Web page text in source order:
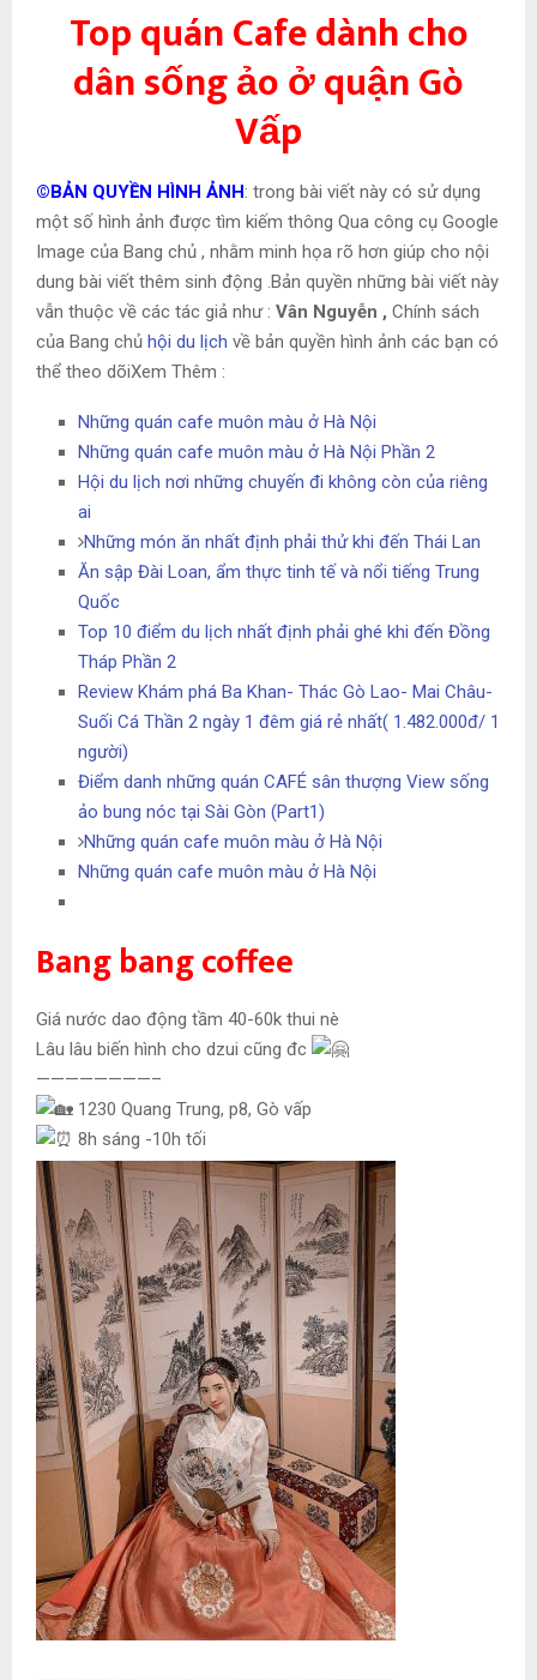
Top quán Cafe dành cho
dân sống ảo ở quận Gò
Vấp
©BẢN QUYỀN HÌNH ẢNH: trong bài viết này có sử dụng
một số hình ảnh được tìm kiếm thông Qua công cụ Google
Image của Bang chủ , nhằm minh họa rõ hơn giúp cho nội
dung bài viết thêm sinh động .Bản quyền những bài viết này
vẫn thuộc về các tác giả như : Vân Nguyễn , Chính sách
của Bang chủ hội du lịch về bản quyền hình ảnh các bạn có
thể theo dõiXem Thêm :
Những quán cafe muôn màu ở Hà Nội
Những quán cafe muôn màu ở Hà Nội Phần 2
Hội du lịch nơi những chuyến đi không còn của riêng
ai
Những món ăn nhất định phải thử khi đến Thái Lan
Ăn sập Đài Loan, ẩm thực tinh tế và nổi tiếng Trung
Quốc
Top 10 điểm du lịch nhất định phải ghé khi đến Đồng
Tháp Phần 2
Review Khám phá Ba Khan- Thác Gò Lao- Mai Châu-
Suối Cá Thần 2 ngày 1 đêm giá rẻ nhất( 1.482.000đ/ 1
người)
Điểm danh những quán CAFÉ sân thượng View sống
ảo bung nóc tại Sài Gòn (Part1)
Những quán cafe muôn màu ở Hà Nội
Những quán cafe muôn màu ở Hà Nội
Bang bang coffee
Giá nước dao động tầm 40-60k thui nè
Lâu lâu biến hình cho dzui cũng đc
————————–
1230 Quang Trung, p8, Gò vấp
8h sáng -10h tối